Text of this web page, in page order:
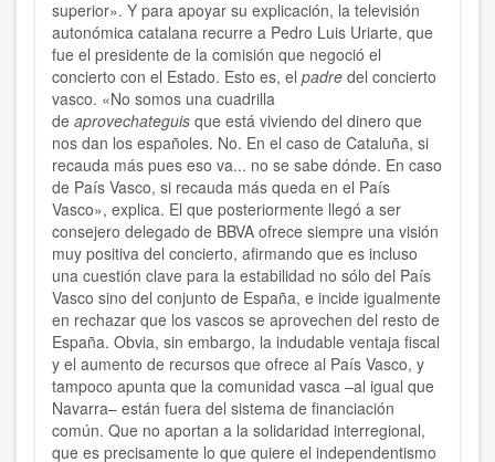
superior». Y para apoyar su explicación, la televisión
autonómica catalana recurre a Pedro Luis Uriarte, que
fue el presidente de la comisión que negoció el
concierto con el Estado. Esto es, el padre del concierto
vasco. «No somos una cuadrilla
de aprovechateguis que está viviendo del dinero que
nos dan los españoles. No. En el caso de Cataluña, si
recauda más pues eso va... no se sabe dónde. En caso
de País Vasco, si recauda más queda en el País
Vasco», explica. El que posteriormente llegó a ser
consejero delegado de BBVA ofrece siempre una visión
muy positiva del concierto, afirmando que es incluso
una cuestión clave para la estabilidad no sólo del País
Vasco sino del conjunto de España, e incide igualmente
en rechazar que los vascos se aprovechen del resto de
España. Obvia, sin embargo, la indudable ventaja fiscal
y el aumento de recursos que ofrece al País Vasco, y
tampoco apunta que la comunidad vasca –al igual que
Navarra– están fuera del sistema de financiación
común. Que no aportan a la solidaridad interregional,
que es precisamente lo que quiere el independentismo